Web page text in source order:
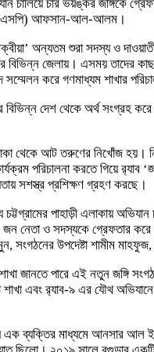
চালিয়ে চার ভয়ঙ্কর জঙ্গিকে
এএসপি) আফসান-আল-আলম।
অন্যতম শুরা সদস্য ও
জেলায়। এসময় তাদের
সম্মেলন করে গণমাধ্যম শাখার
দেশ থেকে অর্থ সংগ্রহ করে
আট তরুণের নিখোঁজ হয়।
পরিচালনা করতে গিয়ে
সশস্ত্র প্রশিক্ষণ গ্রহণ করছে।
পাহাড়ী এলাকায়
জন নেতা ও সদস্যকে গ্রেফতার
সংগঠনের উপদেষ্টা শামীম
শাখা জানতে পারে এই নতুন
শাখা এবং র‍্যাব-৯ এর যৌথ
ব্যক্তির মাধ্যমে আনসার আল